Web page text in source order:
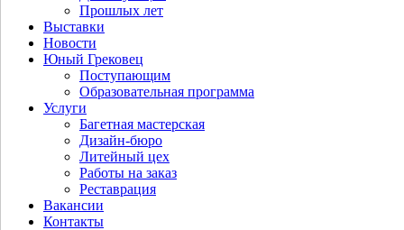
Прошлых лет
Выставки
Новости
Юный Грековец
Поступающим
Образовательная программа
Услуги
Багетная мастерская
Дизайн-бюро
Литейный цех
Работы на заказ
Реставрация
Вакансии
Контакты